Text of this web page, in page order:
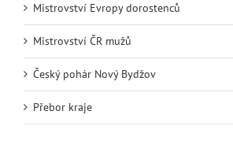
Mistrovství Evropy dorostenců
Mistrovství ČR mužů
Český pohár Nový Bydžov
Přebor kraje